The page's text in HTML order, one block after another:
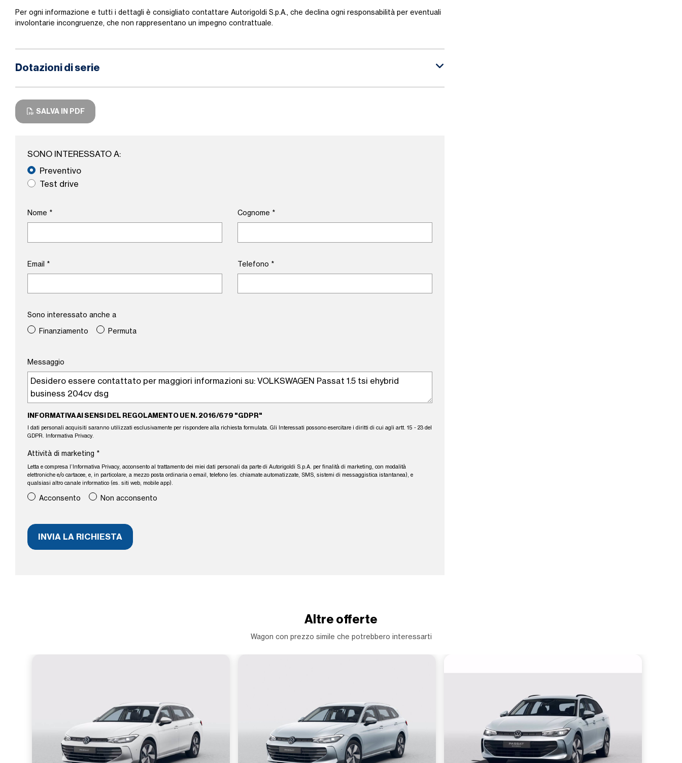
Per ogni informazione e tutti i dettagli è consigliato contattare Autorigoldi S.p.A., che declina ogni responsabilità per eventuali
involontarie incongruenze, che non rappresentano un impegno contrattuale.
Dotazioni di serie
SALVA IN PDF
SONO INTERESSATO A:
Preventivo
Test drive
Nome * Cognome *
Email * Telefono *
Sono interessato anche a
Finanziamento
Permuta
Messaggio
INFORMATIVA AI SENSI DEL REGOLAMENTO UE N. 2016/679 "GDPR"
I dati personali acquisiti saranno utilizzati esclusivamente per rispondere alla richiesta formulata. Gli Interessati possono esercitare i diritti di cui agli artt. 15 - 23 del
GDPR.
Informativa Privacy.
Attività di marketing *
Letta e compresa l’ Informativa Privacy, acconsento al trattamento dei miei dati personali da parte di Autorigoldi S.p.A. per finalità di marketing, con modalità
elettroniche e/o cartacee, e, in particolare, a mezzo posta ordinaria o email, telefono (es. chiamate automatizzate, SMS, sistemi di messaggistica istantanea), e
qualsiasi altro canale informatico (es. siti web, mobile app).
Acconsento Non acconsento
Altre offerte
Wagon con prezzo simile che potrebbero interessarti